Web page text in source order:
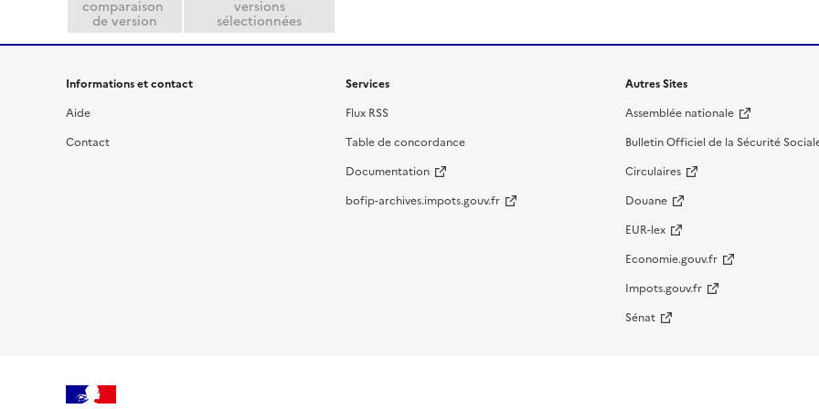
comparaison
de version
versions
sélectionnées
Informations et contact
Aide
Contact
Services
Flux RSS
Table de concordance
Documentation
bofip-archives.impots.gouv.fr
Autres Sites
Assemblée nationale
Bulletin Officiel de la Sécurité
Circulaires
Douane
EUR-lex
Economie.gouv.fr
Impots.gouv.fr
Sénat